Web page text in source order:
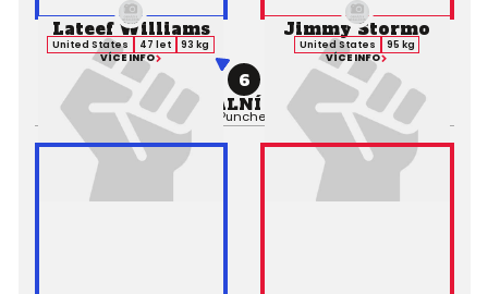
Lateef Williams
United States 47 let
93 kg
VÍCE INFO
6
PROFESIONÁLNÍ ZÁPAS MMA
Výsledek:Submission (Punches), 1. kolo 2:43, Rozhodčí:
Jimmy Stormo
United States
95 kg
VÍCE INFO